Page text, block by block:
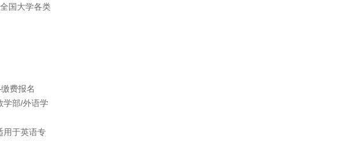
国大学各类
费报名
学部/外语学
用于英语专